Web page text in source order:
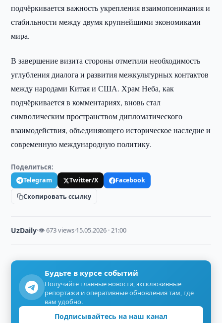
подчёркивается важность укрепления взаимопонимания и
стабильности между двумя крупнейшими экономиками
мира.
В завершение визита стороны отметили необходимость
углубления диалога и развития межкультурных контактов
между народами Китая и США. Храм Неба, как
подчёркивается в комментариях, вновь стал
символическим пространством дипломатического
взаимодействия, объединяющего историческое наследие и
современную международную политику.
Поделиться:
Telegram Twitter/X
Facebook
Скопировать ссылку
UzDaily·👁 673 views·15.05.2026 · 21:00
Будьте в курсе событий
Получайте главные новости, эксклюзивные
репортажи и оперативные обновления там, где
вам удобно.
Подписывайтесь на наш канал